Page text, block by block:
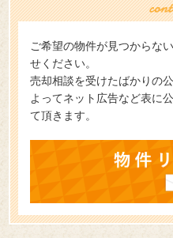
ご希望の物件が見つからな
せください。
売却相談を受けたばかりの
よってネット広告など表に
て頂きます。